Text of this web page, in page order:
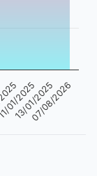
2025
13/01/2025
07/08/2026